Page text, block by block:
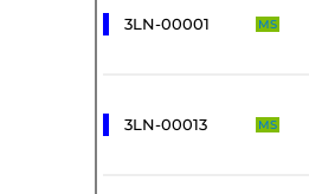
3LN-00001 MS
3LN-00013 MS